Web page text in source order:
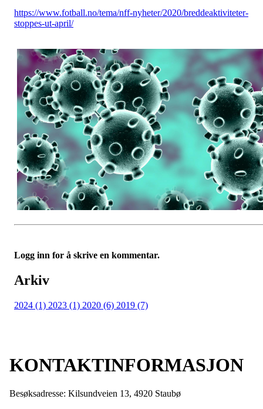
https://www.fotball.no/tema/nff-nyheter/2020/breddeaktiviteter-
stoppes-ut-april/
Logg inn for å skrive en kommentar.
Arkiv
2024 (1) 2023 (1) 2020 (6) 2019 (7)
KONTAKTINFORMASJON
Besøksadresse: Kilsundveien 13, 4920 Staubø